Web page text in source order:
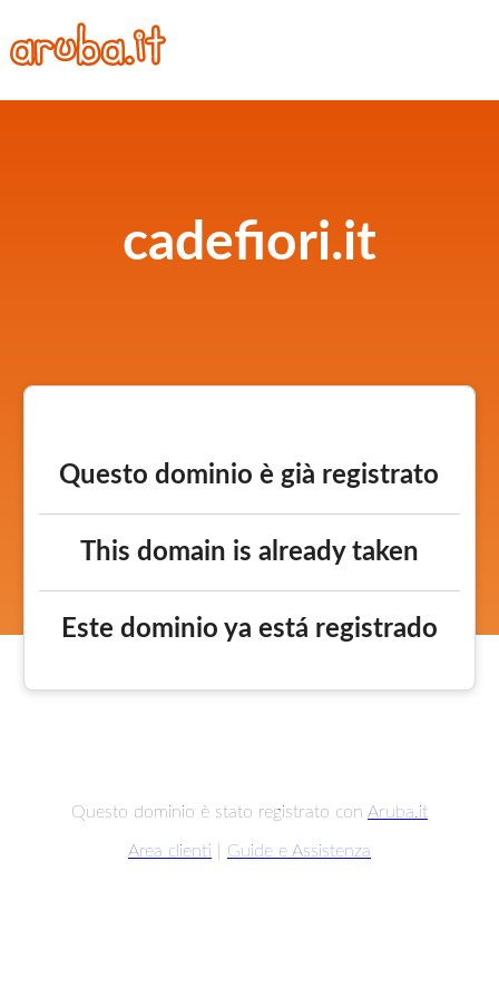
cadefiori.it
Questo dominio è già registrato
This domain is already taken
Este dominio ya está registrado
Questo dominio è stato registrato con Aruba.it
Area clienti Guide e Assistenza